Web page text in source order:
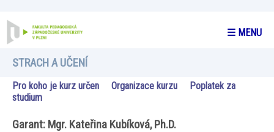
☰ MENU
STRACH A UČENÍ
Pro koho je kurz určen Organizace kurzu
Poplatek za
studium
Garant: Mgr. Kateřina Kubíková, Ph.D.